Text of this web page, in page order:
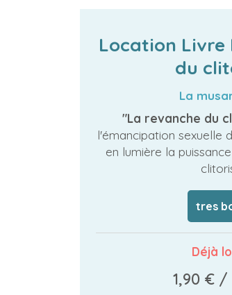
Location Livre
du
La
"La revanche du
l'émancipation sexuelle
en lumière la
tres
Déjà
1,90 €/